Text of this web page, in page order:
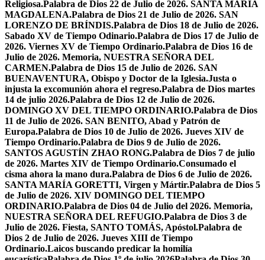
Religiosa.Palabra de Dios 22 de Julio de 2026. SANTA MARÍA
MAGDALENA.Palabra de Dios 21 de Julio de 2026. SAN
LORENZO DE BRÍNDIS.Palabra de Dios 18 de Julio de 2026.
Sabado XV de Tiempo Odinario.Palabra de Dios 17 de Julio de
2026. Viernes XV de Tiempo Ordinario.Palabra de Dios 16 de
Julio de 2026. Memoria, NUESTRA SEÑORA DEL
CARMEN.Palabra de Dios 15 de Julio de 2026. SAN
BUENAVENTURA, Obispo y Doctor de la Iglesia.Justa o
injusta la excomunión ahora el regreso.Palabra de Dios martes
14 de julio 2026.Palabra de Dios 12 de Julio de 2026.
DOMINGO XV DEL TIEMPO ORDINARIO.Palabra de Dios
11 de Julio de 2026. SAN BENITO, Abad y Patrón de
Europa.Palabra de Dios 10 de Julio de 2026. Jueves XIV de
Tiempo Ordinario.Palabra de Dios 9 de Julio de 2026.
SANTOS AGUSTÍN ZHAO RONG.Palabra de Dios 7 de julio
de 2026. Martes XIV de Tiempo Ordinario.Consumado el
cisma ahora la mano dura.Palabra de Dios 6 de Julio de 2026.
SANTA MARÍA GORETTI, Virgen y Mártir.Palabra de Dios 5
de Julio de 2026. XIV DOMINGO DEL TIEMPO
ORDINARIO.Palabra de Dios 04 de Julio del 2026. Memoria,
NUESTRA SEÑORA DEL REFUGIO.Palabra de Dios 3 de
Julio de 2026. Fiesta, SANTO TOMÁS, Apóstol.Palabra de
Dios 2 de Julio de 2026. Jueves XIII de Tiempo
Ordinario.Laicos buscando predicar la homilía